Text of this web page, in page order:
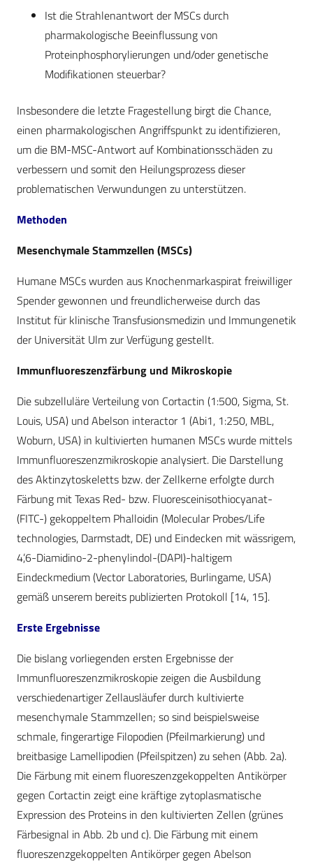
Ist die Strahlenantwort der MSCs durch
pharmakologische Beeinflussung von
Proteinphosphorylierungen und/oder genetische
Modifikationen steuerbar?
Insbesondere die letzte Fragestellung birgt die Chance,
einen pharmakologischen Angriffspunkt zu identifizieren,
um die BM-MSC-Antwort auf Kombinationsschäden zu
verbessern und somit den Heilungsprozess dieser
problematischen Verwundungen zu unterstützen.
Methoden
Mesenchymale Stammzellen (MSCs)
Humane MSCs wurden aus Knochenmarkaspirat freiwilliger
Spender gewonnen und freundlicherweise durch das
Institut für klinische Transfusionsmedizin und Immungenetik
der Universität Ulm zur Verfügung gestellt.
Immunfluoreszenzfärbung und Mikroskopie
Die subzelluläre Verteilung von Cortactin (1:500, Sigma, St.
Louis, USA) und Abelson interactor 1 (Abi1, 1:250, MBL,
Woburn, USA) in kultivierten humanen MSCs wurde mittels
Immunfluoreszenzmikroskopie analysiert. Die Darstellung
des Aktinzytoskeletts bzw. der Zellkerne erfolgte durch
Färbung mit Texas Red- bzw. Fluoresceinisothiocyanat-
(FITC-) gekoppeltem Phalloidin (Molecular Probes/Life
technologies, Darmstadt, DE) und Eindecken mit wässrigem,
4’,6-Diamidino-2-phenylindol-(DAPI)-haltigem
Eindeckmedium (Vector Laboratories, Burlingame, USA)
gemäß unserem bereits publizierten Protokoll [14, 15].
Erste Ergebnisse
Die bislang vorliegenden ersten Ergebnisse der
Immunfluoreszenzmikroskopie zeigen die Ausbildung
verschiedenartiger Zellausläufer durch kultivierte
mesenchymale Stammzellen; so sind beispielsweise
schmale, fingerartige Filopodien (Pfeilmarkierung) und
breitbasige Lamellipodien (Pfeilspitzen) zu sehen (Abb. 2a).
Die Färbung mit einem fluoreszenzgekoppelten Antikörper
gegen Cortactin zeigt eine kräftige zytoplasmatische
Expression des Proteins in den kultivierten Zellen (grünes
Färbesignal in Abb. 2b und c). Die Färbung mit einem
fluoreszenzgekoppelten Antikörper gegen Abelson